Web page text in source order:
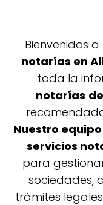
Bienvenidos
notarías en
toda la
notarías
Nuestro equipo
servicios
para
sociedades,
trámites